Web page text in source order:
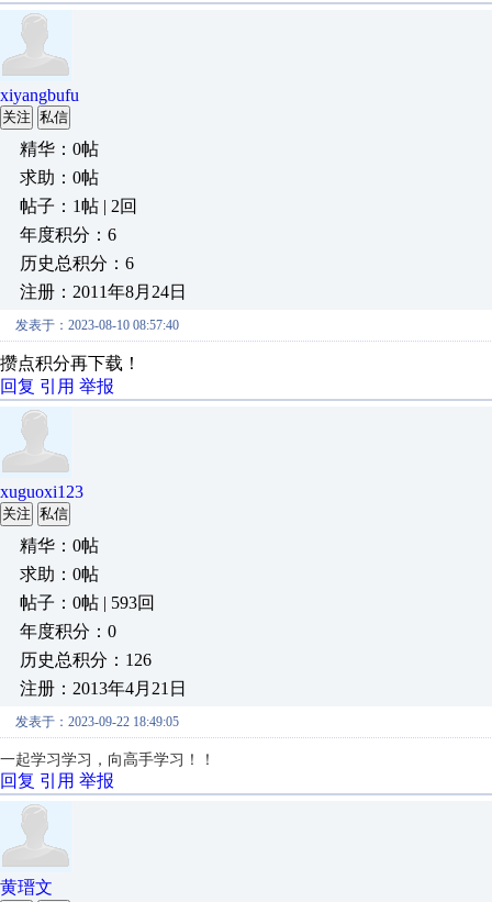
xiyangbufu
关注 私信
精华：0帖
求助：0帖
帖子：1帖 | 2回
年度积分：6
历史总积分：6
注册：2011年8月24日
发表于：2023-08-10 08:57:40
攒点积分再下载！
回复 引用 举报
xuguoxi123
关注 私信
精华：0帖
求助：0帖
帖子：0帖 | 593回
年度积分：0
历史总积分：126
注册：2013年4月21日
发表于：2023-09-22 18:49:05
一起学习学习，向高手学习！！
回复 引用 举报
黄瑨文